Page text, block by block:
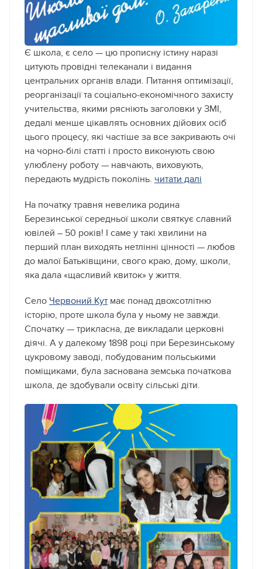
Є школа, є село — цю прописну істину наразі
цитують провідні телеканали і видання
центральних органів влади. Питання оптимізації,
реорганізації та соціально-економічного захисту
учительства, якими рясніють заголовки у ЗМІ,
дедалі менше цікавлять основних дійових осіб
цього процесу, які частіше за все закривають очі
на чорно-білі статті і просто виконують свою
улюблену роботу — навчають, виховують,
передають мудрість поколінь. читати далі
На початку травня невелика родина
Березинської середньої школи святкує славний
ювілей – 50 років! І саме у такі хвилини на
перший план виходять нетлінні цінності — любов
до малої Батьківщини, свого краю, дому, школи,
яка дала «щасливий квиток» у життя.
Село Червоний Кут має понад двохсотлітню
історію, проте школа була у ньому не завжди.
Спочатку — трикласна, де викладали церковні
діячі. А у далекому 1898 році при Березинському
цукровому заводі, побудованим польськими
поміщиками, була заснована земська початкова
школа, де здобували освіту сільські діти.